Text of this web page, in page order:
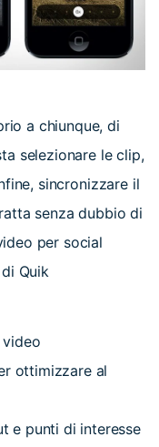
a chiunque, di
selezionare le clip,
sincronizzare il
senza dubbio di
per social
Quik
ottimizzare al
e punti di interesse